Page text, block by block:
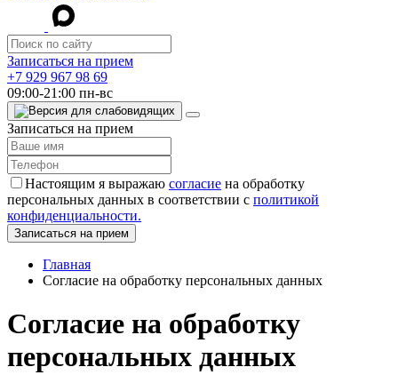
Записаться на прием
+7 929 967 98 69
09:00-21:00 пн-вс
Записаться на прием
Настоящим я выражаю согласие на обработку
персональных данных в соответствии с политикой
конфиденциальности.
Записаться на прием
Главная
Согласие на обработку персональных данных
Согласие на обработку
персональных данных